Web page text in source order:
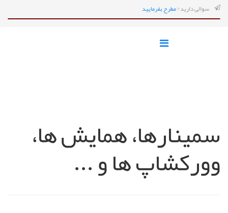
سوالی دارید ?مطرح بفرمایید
سمینارها، همایش ها،
وورکشاپ ها و ...